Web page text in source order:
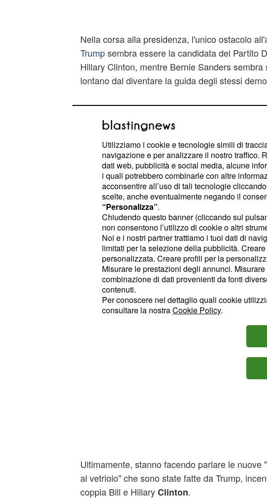
Nella corsa alla presidenza, l'unico ostacolo all'
Trumpsembra essere la candidata del Partito
Hillary Clinton, mentre Bernie Sanders sembra
lontano dal diventare la guida degli stessi
L'attacco di Trump ai
'Hillary complice di Bill
donne'
Trump ha abituato l'opinione pubblica
mondiale alle sue boutade e provocazioni
dall'attacco all'Islam a quello contro i migranti
Il candidato repubblicanoè noto per essere una
che non le manda a dire e che utilizza un
estremamente diretto e senza peli sulla lingua,
questo vuole anche dire lasciarsi andare a
eccessive ed estremamente politicamente
Ultimamente, stanno facendo parlare le nuove
al vetriolo" che sono state fatte da Trump,
coppia Bill e HillaryClinton.
Utilizziamo i cookie e tecnologie simili di
navigazione e per analizzare il nostro traffico.
dati web, pubblicità e social media, alcune
i quali potrebbero combinarle con altre
acconsentire all’uso di tali tecnologie
scelte, anche eventualmente negando il
“Personalizza”.
Chiudendo questo banner (cliccando sul
non consentono l’utilizzo di cookie o altri
Noi e i nostri partner trattiamo i tuoi dati di
limitati per la selezione della pubblicità.
personalizzata. Creare profili per la
Misurare le prestazioni degli annunci.
combinazione di dati provenienti da fonti
contenuti.
Per conoscere nel dettaglio quali cookie
consultare la nostraCookie Policy.